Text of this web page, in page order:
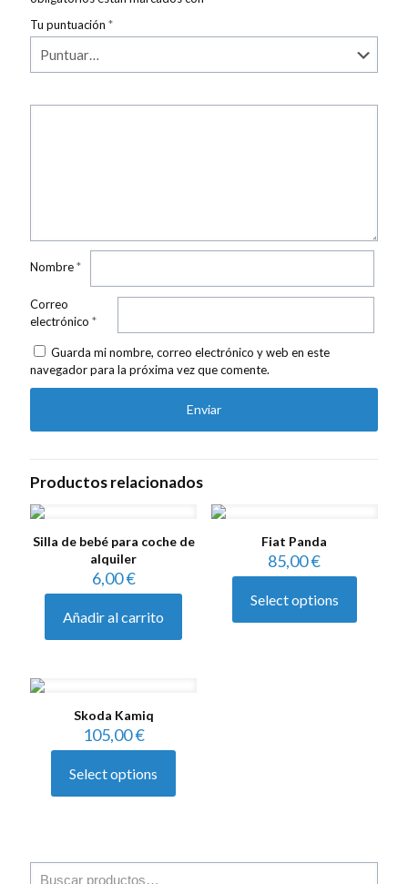
Tu puntuación *
Nombre*
Correo
electrónico *
Guarda mi nombre, correo electrónico y web en este
navegador para la próxima vez que comente.
Productos relacionados
Silla de bebé para coche de
alquiler
6,00€
Añadir al carrito
Fiat Panda
85,00€
Select options
Skoda Kamiq
105,00€
Select options